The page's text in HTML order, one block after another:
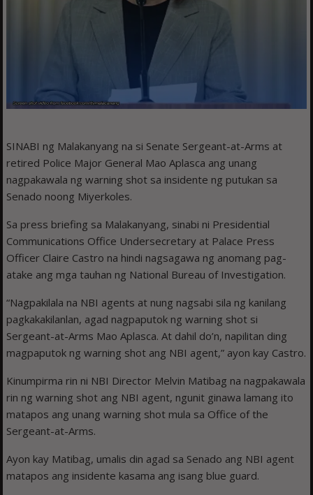
SINABI ng Malakanyang na si Senate Sergeant-at-Arms at
retired Police Major General Mao Aplasca ang unang
nagpakawala ng warning shot sa insidente ng putukan sa
Senado noong Miyerkoles.
Sa press briefing sa Malakanyang, sinabi ni Presidential
Communications Office Undersecretary at Palace Press
Officer Claire Castro na hindi nagsagawa ng anomang pag-
atake ang mga tauhan ng National Bureau of Investigation.
“Nagpakilala na NBI agents at nung nagsabi sila ng kanilang
pagkakakilanlan, agad nagpaputok ng warning shot si
Sergeant-at-Arms Mao Aplasca. At dahil do’n, napilitan ding
magpaputok ng warning shot ang NBI agent,” ayon kay Castro.
Kinumpirma rin ni NBI Director Melvin Matibag na nagpakawala
rin ng warning shot ang NBI agent, ngunit ginawa lamang ito
matapos ang unang warning shot mula sa Office of the
Sergeant-at-Arms.
Ayon kay Matibag, umalis din agad sa Senado ang NBI agent
matapos ang insidente kasama ang isang blue guard.